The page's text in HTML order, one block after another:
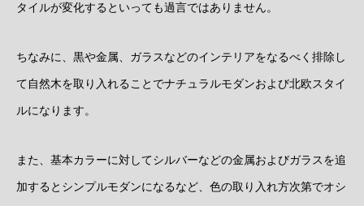
タイルが変化するといっても過言ではありません。
ちなみに、黒や金属、ガラスなどのインテリアをなるべく排除し
て自然木を取り入れることでナチュラルモダンおよび北欧スタイ
ルになります。
また、基本カラーに対してシルバーなどの金属およびガラスを追
加するとシンプルモダンになるなど、色の取り入れ方次第でオシ